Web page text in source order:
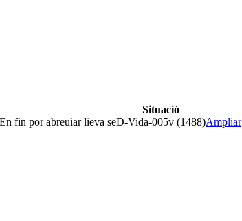
Situació
fin por abreuiar lieva seD-Vida-005v (1488)Ampliar